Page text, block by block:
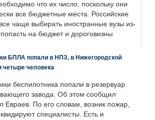
что их число, поскольку они
все бюджетные места. Российские
чаще выбирать иностранные вузы из-
на бюджет и дороговизны
БПЛА попали в НПЗ, в Нижегородской
четыре человека
беспилотника попали в резервуар
завода. Об этом сообщил
Евраев. По его словам, возник пожар,
специалисты. Есть и